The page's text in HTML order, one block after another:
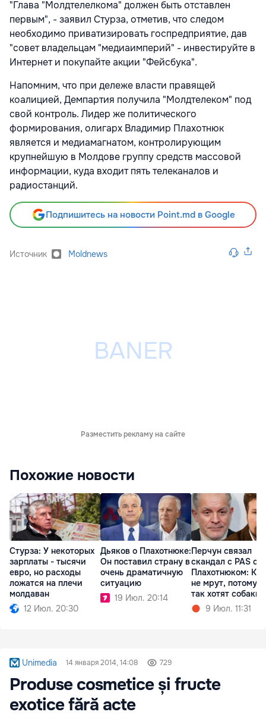
"Глава "Молдтелелкома" должен быть отставлен
первым", - заявил Стурза, отметив, что следом
необходимо приватизировать госпредприятие, дав
"совет владельцам "медиаимперий" - инвестируйте в
Интернет и покупайте акции "Фейсбука".
Напомним, что при дележе власти правящей
коалицией, Демпартия получила "Молдтелеком" под
свой контроль. Лидер же политического
формирования, олигарх Владимир Плахотнюк
является и медиамагнатом, контролирующим
крупнейшую в Молдове группу средств массовой
информации, куда входит пять телеканалов и
радиостанций.
Подпишитесь на новости Point.md в Google
Источник Moldnews
Разместить рекламу на сайте
Похожие новости
Стурза: У некоторых
зарплаты - тысячи
евро, но расходы
ложатся на плечи
молдаван
12 Июл. 20:30
Дьяков о Плахотнюке:
Он поставил страну в
очень драматичную
ситуацию
19 Июл. 20:14
Перчун связал
скандал с PAS с
Плахотнюком:
не мрут, потому
так хотят собаки
9 Июл. 11:31
Unimedia 14 января 2014, 14:08 729
Produse cosmetice și fructe
exotice fără acte